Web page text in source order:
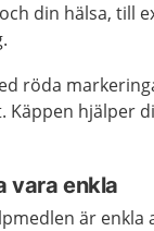
din hälsa, till
röda
Käppen hjälper
vara enkla
är